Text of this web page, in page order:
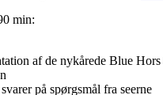
min:
af de nykårede Blue
på spørgsmål fra seerne